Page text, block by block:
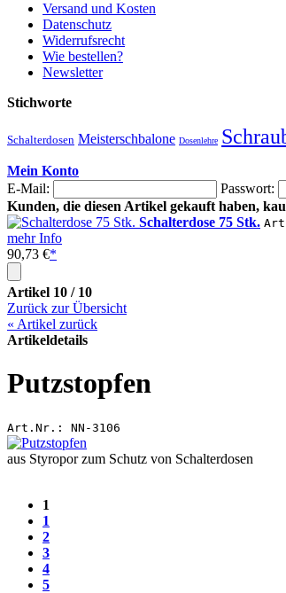
Versand und Kosten
Datenschutz
Widerrufsrecht
Wie bestellen?
Newsletter
Stichworte
Schalterdosen Meisterschbalone Dosenlehre
Mein Konto
E-Mail:
Passwort:
Kunden, die diesen Artikel gekauft haben,
Schalterdose 75 Stk.
mehr Info
90,73 €*
Artikel 10 / 10
Zurück zur Übersicht
« Artikel zurück
Artikeldetails
Putzstopfen
Art.Nr.: NN-3106
aus Styropor zum Schutz von Schalterdosen
1
1
2
3
4
5